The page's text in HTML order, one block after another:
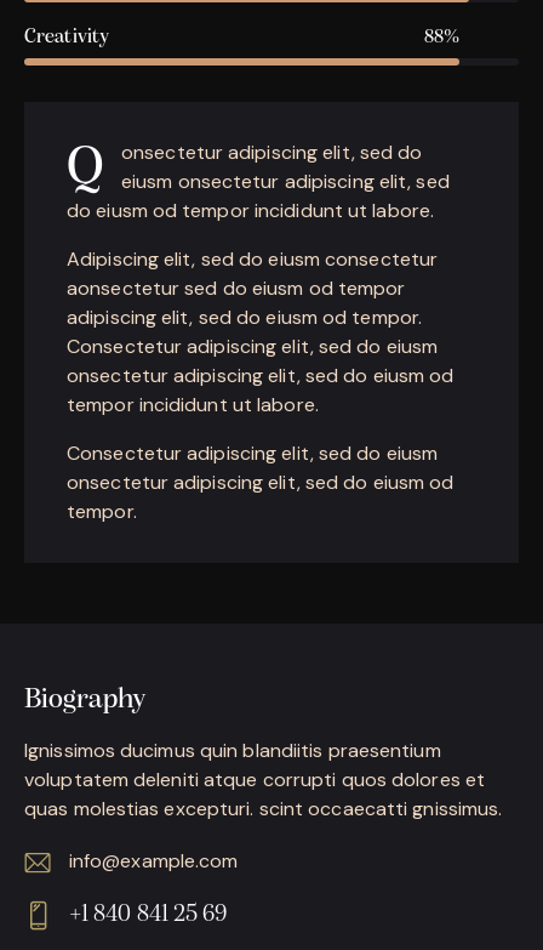
Creativity 88%
Q
onsectetur adipiscing elit, sed do
eiusm onsectetur adipiscing elit, sed
do eiusm od tempor incididunt ut labore.
Adipiscing elit, sed do eiusm consectetur
aonsectetur sed do eiusm od tempor
adipiscing elit, sed do eiusm od tempor.
Consectetur adipiscing elit, sed do eiusm
onsectetur adipiscing elit, sed do eiusm od
tempor incididunt ut labore.
Consectetur adipiscing elit, sed do eiusm
onsectetur adipiscing elit, sed do eiusm od
tempor.
Biography
Ignissimos ducimus quin blandiitis praesentium
voluptatem deleniti atque corrupti quos dolores et
quas molestias excepturi. scint occaecatti gnissimus.
E-
m
info@example.com
+1 840 841 25 69